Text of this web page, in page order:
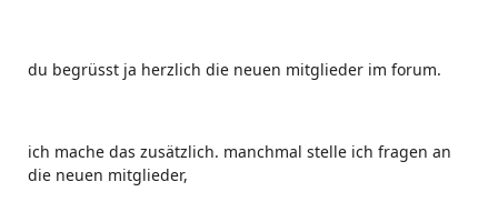
du begrüsst ja herzlich die neuen mitglieder im forum.
ich mache das zusätzlich. manchmal stelle ich fragen an
die neuen mitglieder,